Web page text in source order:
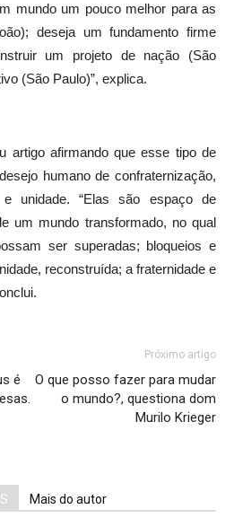
mundo um pouco melhor para as
deseja um fundamento firme
um projeto de nação (São
(São Paulo)”, explica.
artigo afirmando que esse tipo de
humano de confraternização,
e unidade. “Elas são espaço de
um mundo transformado, no qual
ser superadas; bloqueios e
reconstruída; a fraternidade e
é
Próximo artigo
O que posso fazer para mudar
o mundo?, questiona dom
Murilo Krieger
Mais do autor